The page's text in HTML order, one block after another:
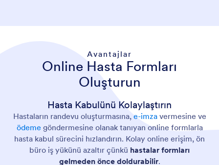
Avantajlar
Online Hasta Formları
Oluşturun
Hasta Kabulünü Kolaylaştırın
Hastaların randevu oluşturmasına, e-imzavermesine ve
ödeme göndermesine olanak tanıyan online formlarla
hasta kabul sürecini hızlandırın. Kolay online erişim, ön
büro iş yükünü azaltır çünkü hastalar formları
gelmeden önce doldurabilir.